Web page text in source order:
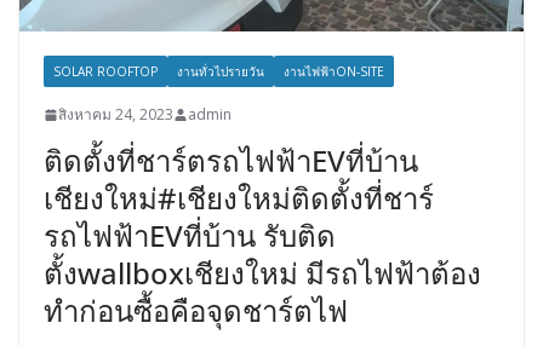
SOLAR ROOFTOP งานทั่วไปรายวัน งานไฟฟ้าON-SITE
สิงหาคม 24, 2023 admin
ติดตั้งที่ชาร์ตรถไฟฟ้าEVที่บ้าน
เชียงใหม่#เชียงใหม่ติดตั้งที่ชาร์
รถไฟฟ้าEVที่บ้าน รับติด
ตั้งwallboxเชียงใหม่ มีรถไฟฟ้าต้อง
ทำก่อนซื้อคือจุดชาร์ตไฟ